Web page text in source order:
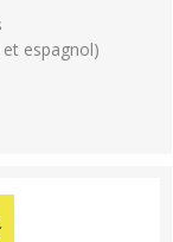
espagnol)